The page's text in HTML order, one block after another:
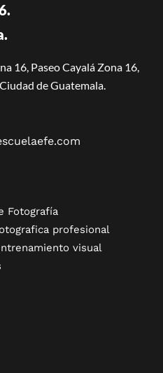
16, Paseo Cayalá Zona 16,
de Guatemala.
Fotografía
profesional
visual